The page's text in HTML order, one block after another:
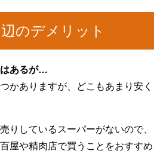
のデメリット
あるが…
かありますが、どこもあまり安く
りしているスーパーがないので、
屋や精肉店で買うことをおすすめ